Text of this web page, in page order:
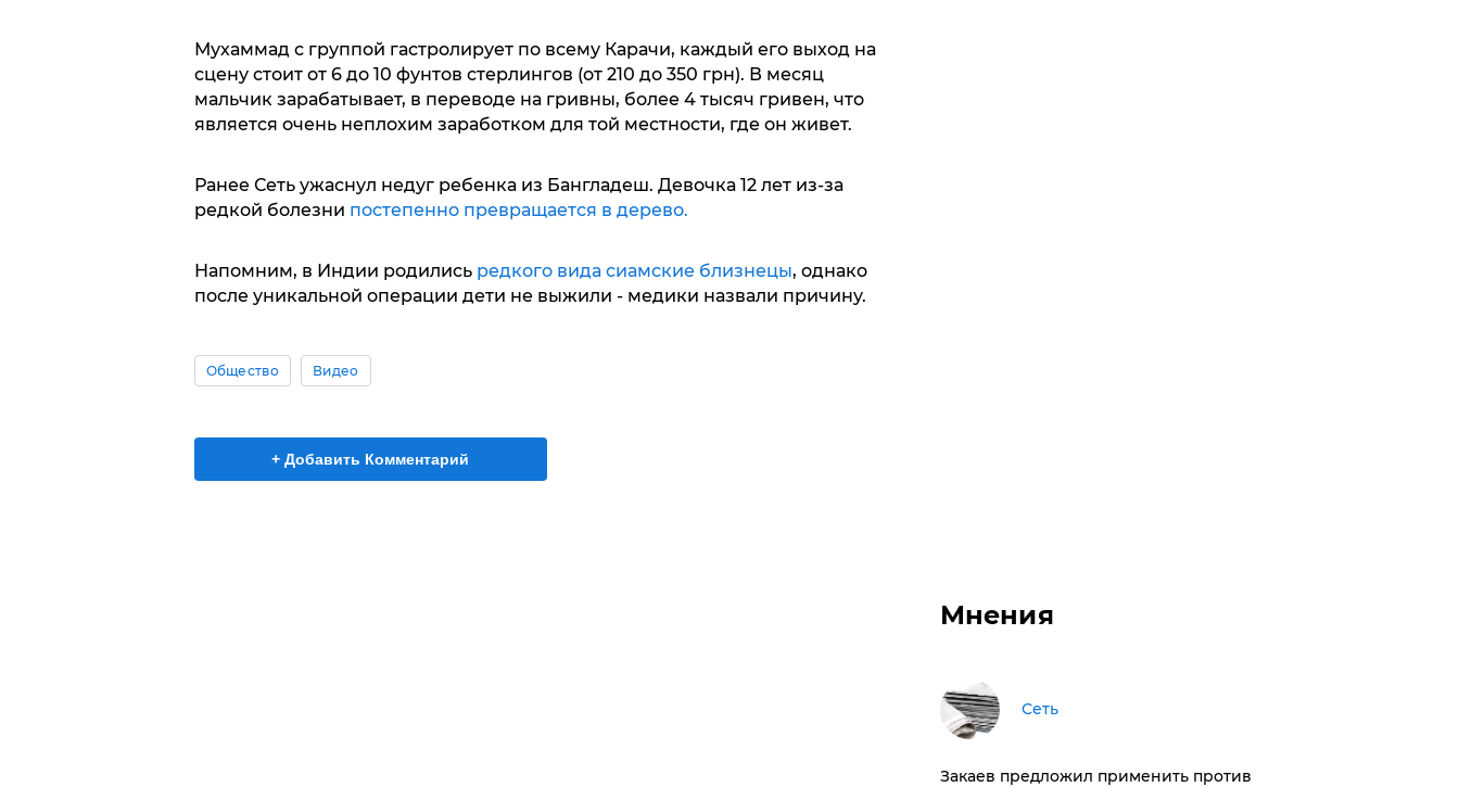
Мухаммад с группой гастролирует по всему Карачи, каждый его выход на
сцену стоит от 6 до 10 фунтов стерлингов (от 210 до 350 грн). В месяц
мальчик зарабатывает, в переводе на гривны, более 4 тысяч гривен, что
является очень неплохим заработком для той местности, где он живет.
Ранее Сеть ужаснул недуг ребенка из Бангладеш. Девочка 12 лет из-за
редкой болезни постепенно превращается в дерево.
Напомним, в Индии родились редкого вида сиамские близнецы, однако
после уникальной операции дети не выжили - медики назвали причину.
Общество Видео
+ Добавить Комментарий
Мнения
Сеть
Закаев предложил применить против